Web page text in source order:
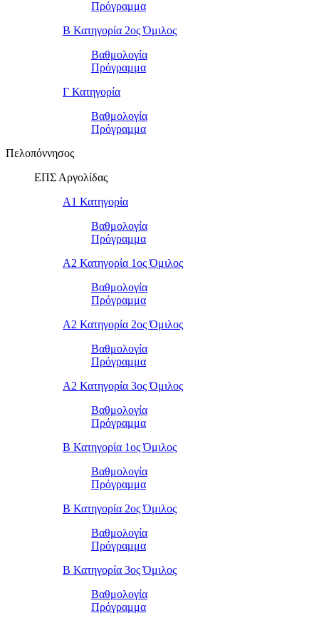
Πρόγραμμα
Β Κατηγορία 2ος Όμιλος
Βαθμολογία
Πρόγραμμα
Γ Κατηγορία
Βαθμολογία
Πρόγραμμα
Πελοπόννησος
ΕΠΣ Αργολίδας
Α1 Κατηγορία
Βαθμολογία
Πρόγραμμα
Α2 Κατηγορία 1ος Όμιλος
Βαθμολογία
Πρόγραμμα
Α2 Κατηγορία 2ος Όμιλος
Βαθμολογία
Πρόγραμμα
Α2 Κατηγορία 3ος Όμιλος
Βαθμολογία
Πρόγραμμα
Β Κατηγορία 1ος Όμιλος
Βαθμολογία
Πρόγραμμα
Β Κατηγορία 2ος Όμιλος
Βαθμολογία
Πρόγραμμα
Β Κατηγορία 3ος Όμιλος
Βαθμολογία
Πρόγραμμα